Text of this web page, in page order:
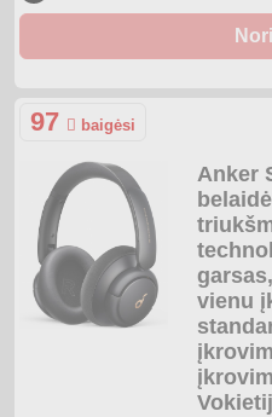
97 baigėsi
Anker
vienu